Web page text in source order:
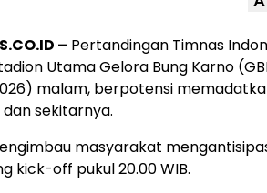
– Pertandingan Timnas
Utama Gelora Bung Karno
malam, berpotensi
sekitarnya.
masyarakat
kick-off pukul 20.00 WIB.